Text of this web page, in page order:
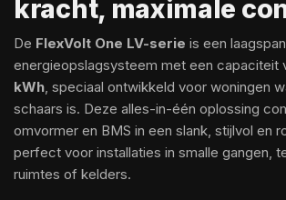
kracht, maximale
De FlexVolt One LV-serie is een
energieopslagsysteem met een capaciteit
kWh, speciaal ontwikkeld voor woningen
schaars is. Deze alles-in-één oplossing
omvormer en BMS in een slank, stijlvol en
perfect voor installaties in smalle gangen,
ruimtes of kelders.